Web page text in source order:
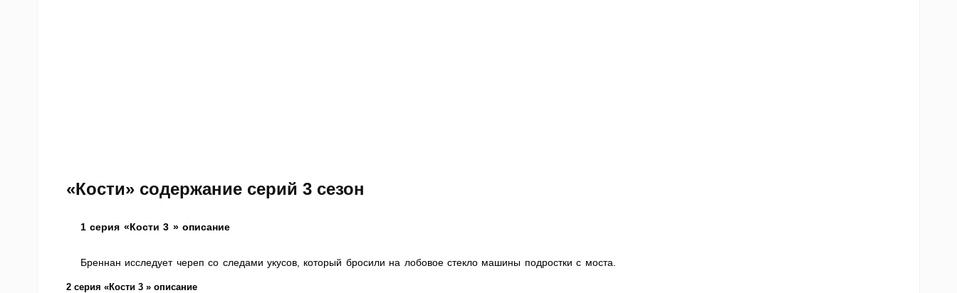
«Кости» содержание серий 3 сезон
1 серия «Кости 3 » описание
Бреннан исследует череп со следами укусов, который бросили на лобовое стекло машины подростки с моста.
2 серия «Кости 3 » описание